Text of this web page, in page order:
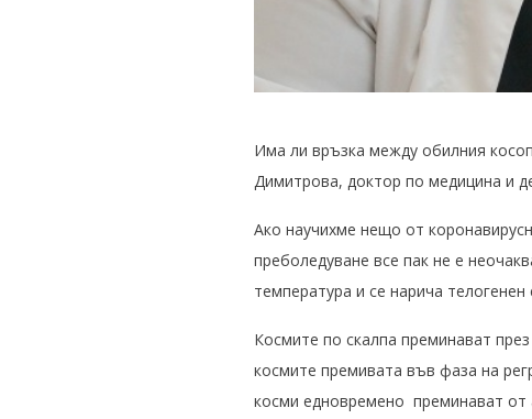
Има ли връзка между обилния
Димитрова, доктор по медицина и
Ако научихме нещо от
преболедуване все пак не е
температура и се нарича телогенен
Космите по скалпа преминават
космите премивата във фаза на
косми едновремено преминават от